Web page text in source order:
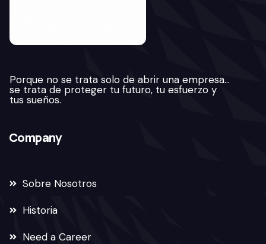
Porque no se trata solo de abrir una empresa…
se trata de proteger tu futuro, tu esfuerzo y
tus sueños.
Company
Sobre Nosotros
Historia
Need a Career